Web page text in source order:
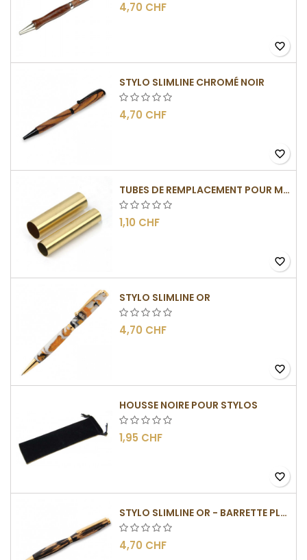
4,70 CHF
favorite_border
STYLO SLIMLINE CHROMÉ NOIR
4,70 CHF
favorite_border
TUBES DE REMPLACEMENT POUR MÉCANISMES SLIMLINE
1,10 CHF
favorite_border
STYLO SLIMLINE OR
4,70 CHF
favorite_border
HOUSSE NOIRE POUR STYLOS
1,95 CHF
favorite_border
STYLO SLIMLINE OR - BARRETTE PLATE
4,70 CHF